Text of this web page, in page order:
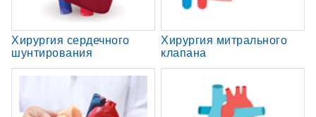
Хирургия сердечного
шунтирования
Хирургия митрального
клапана